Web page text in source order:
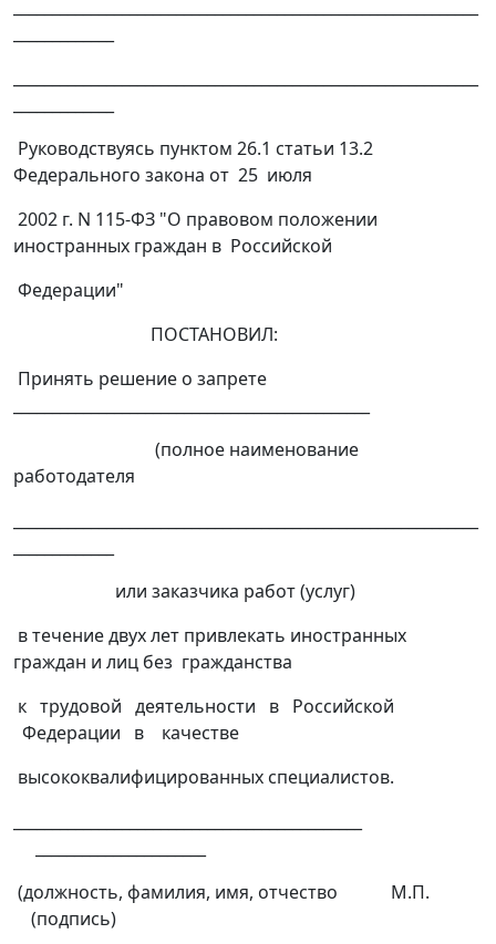
Руководствуясь пунктом 26.1 статьи 13.2
Федерального закона от 25 июля
2002 г. N 115-ФЗ "О правовом положении
иностранных граждан в Российской
Федерации"
ПОСТАНОВИЛ:
Принять решение о запрете
(полное наименование
работодателя
или заказчика работ (услуг)
в течение двух лет привлекать иностранных
граждан и лиц без гражданства
к трудовой деятельности в Российской
Федерации в качестве
высококвалифицированных специалистов.
(должность, фамилия, имя, отчество М.П.
(подпись)